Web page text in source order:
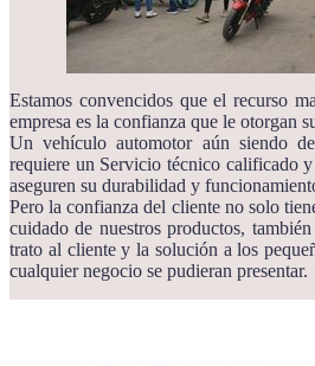
Estamos convencidos que el recurso
empresa es la confianza que le otorgan
Un vehículo automotor aún siendo
requiere un Servicio técnico calificado
aseguren su durabilidad y
Pero la confianza del cliente no solo
cuidado de nuestros productos,
trato al cliente y la solución a los
cualquier negocio se pudieran presentar.